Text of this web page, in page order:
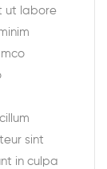
ut labore
sint
in culpa